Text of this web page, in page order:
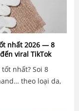
nhất 2026 — 8
viral TikTok
nhất? Soi 8
theo loại da,